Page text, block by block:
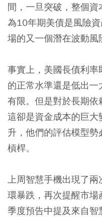
間，一旦突破，整個
為10年期美債是風險
場的又一個潛在波動風
事實上，美國長債利
的正常水準還是低出
有限。但是對於長期依
這卻是資金成本的巨
升，他們的評估模型
槓桿。
上周智慧手機出現了
環暴跌，再次提醒市
季度預告中提及來自智